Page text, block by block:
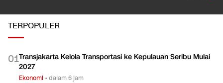
TERPOPULER
01Transjakarta Kelola Transportasi ke Kepulauan Seribu Mulai
2027
Ekonomi •dalam 6 jam